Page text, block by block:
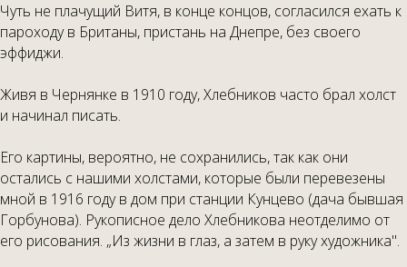
Чуть не плачущий Витя, в конце концов, согласился ехать к
пароходу в Британы, пристань на Днепре, без своего
эффиджи.
Живя в Чернянке в 1910 году, Хлебников часто брал холст
и начинал писать.
Его картины, вероятно, не сохранились, так как они
остались с нашими холстами, которые были перевезены
мной в 1916 году в дом при станции Кунцево (дача бывшая
Горбунова). Рукописное дело Хлебникова неотделимо от
его рисования. „Из жизни в глаз, а затем в руку художника".